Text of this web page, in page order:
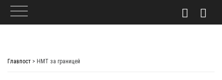
Главпост > НМТ за границей